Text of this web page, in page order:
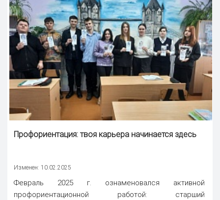
Профориентация: твоя карьера начинается здесь
Изменен: 10.02.2025
Февраль 2025 г. ознаменовался активной
профориентационной работой: старший